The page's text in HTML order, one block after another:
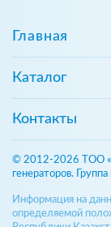
Главная
Каталог
Контакты
© 2012-2026 ТОО
генераторов.
Информация на
определяемой